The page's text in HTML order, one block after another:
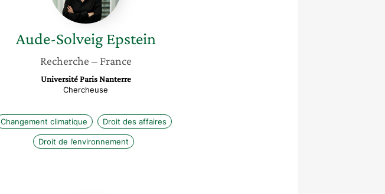
Aude-Solveig Epstein
Recherche – France
Université Paris Nanterre
Chercheuse
Changement climatique Droit des affaires
Droit de l’environnement